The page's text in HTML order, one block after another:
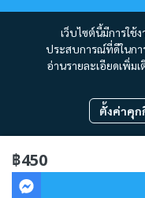
฿450
เว็บไซต์นี้มีการใช้
ประสบการณ์ที่ดีในกา
อ่านรายละเอียดเพิ่มเ
ตั้งค่าคุก
Copyright 2012 - 2023
ผู้เ